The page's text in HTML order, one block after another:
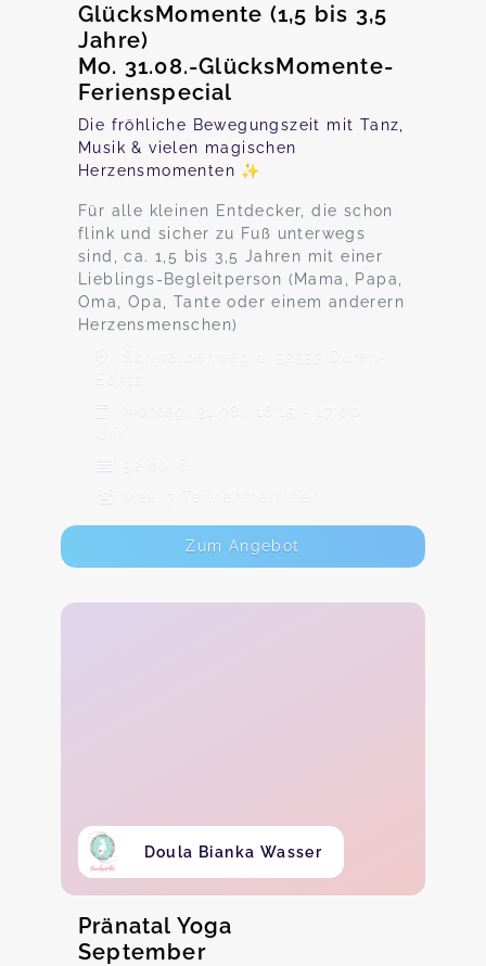
GlücksMomente (1,5 bis 3,5
Jahre)
Mo. 31.08.-GlücksMomente-
Ferienspecial
Die fröhliche Bewegungszeit mit Tanz,
Musik & vielen magischen
Herzensmomenten ✨
Für alle kleinen Entdecker, die schon
flink und sicher zu Fuß unterwegs
sind, ca. 1,5 bis 3,5 Jahren mit einer
Lieblings-Begleitperson (Mama, Papa,
Oma, Opa, Tante oder einem anderern
Herzensmenschen)
Schwalbenweg 1, 52353 Düren-
Echtz
Montag, 31.08., 16:15 - 17:00
52,00 €
Max. 7 TeilnehmerInnen
Zum Angebot
Doula Bianka Wasser
Pränatal Yoga
September